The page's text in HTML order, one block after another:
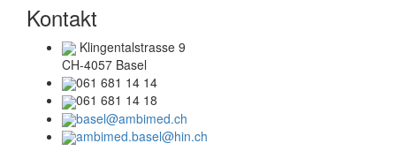
Kontakt
Klingentalstrasse 9
CH-4057 Basel
061 681 14 14
061 681 14 18
basel@ambimed.ch
ambimed.basel@hin.ch